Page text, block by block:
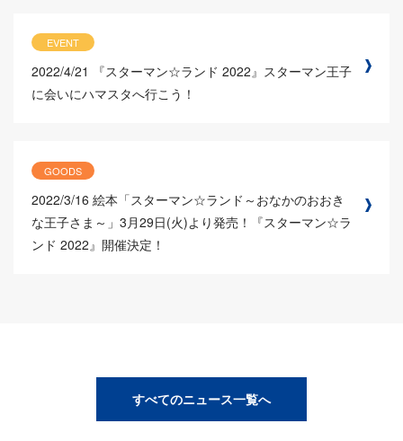
EVENT
2022/4/21
『スターマン☆ランド 2022』スターマン王子
に会いにハマスタへ行こう！
GOODS
2022/3/16 絵本「スターマン☆ランド～おなかのおおき
な王子さま～」3月29日(火)より発売！『スターマン☆ラ
ンド 2022』開催決定！
すべてのニュース一覧へ